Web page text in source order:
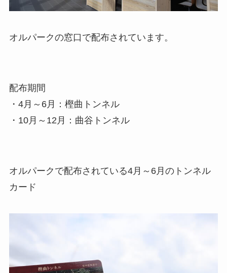
オルパークの窓口で配布されています。
配布期間
・4月～6月：樫曲トンネル
・10月～12月：曲谷トンネル
オルパークで配布されている4月～6月のトンネル
カード